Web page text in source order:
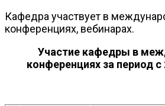
Кафедра участвует в
конференциях, вебинарах.
Участие кафедры в
конференциях за период с